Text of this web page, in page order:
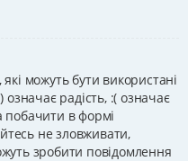
можуть бути використані
радість, :( означає
побачити в формі
не зловживати,
зробити повідомлення